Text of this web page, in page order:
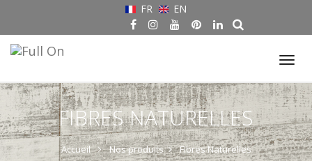
FR EN
FIBRES NATURELLES
Accueil Nos produits Fibres Naturelles